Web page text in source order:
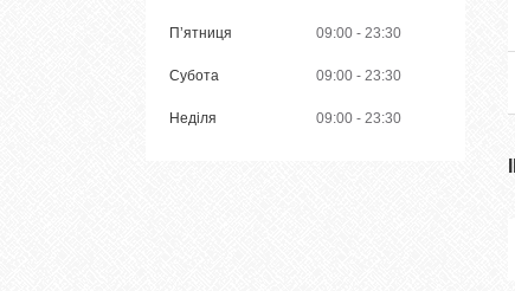
Пʼятниця 09:00 23:30
Субота 09:00 23:30
Неділя 09:00 23:30